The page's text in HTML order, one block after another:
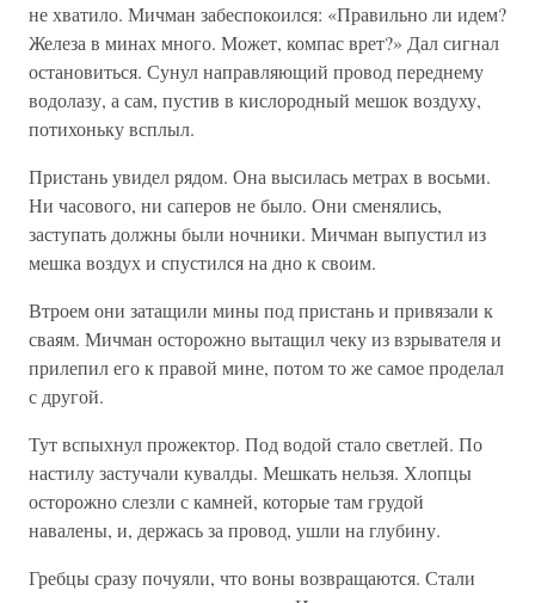
не хватило. Мичман забеспокоился: «Правильно ли идем?
Железа в минах много. Может, компас врет?» Дал сигнал
остановиться. Сунул направляющий провод переднему
водолазу, а сам, пустив в кислородный мешок воздуху,
потихоньку всплыл.
Пристань увидел рядом. Она высилась метрах в восьми.
Ни часового, ни саперов не было. Они сменялись,
заступать должны были ночники. Мичман выпустил из
мешка воздух и спустился на дно к своим.
Втроем они затащили мины под пристань и привязали к
сваям. Мичман осторожно вытащил чеку из взрывателя и
прилепил его к правой мине, потом то же самое проделал
с другой.
Тут вспыхнул прожектор. Под водой стало светлей. По
настилу застучали кувалды. Мешкать нельзя. Хлопцы
осторожно слезли с камней, которые там грудой
навалены, и, держась за провод, ушли на глубину.
Гребцы сразу почуяли, что воны возвращаются. Стали